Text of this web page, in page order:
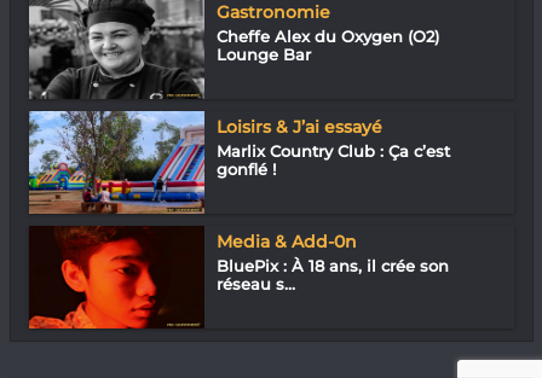
Gastronomie
Cheffe Alex du Oxygen (O2)
Lounge Bar
Loisirs & J’ai essayé
Marlix Country Club : Ça c’est
gonflé !
Media & Add-0n
BluePix : À 18 ans, il crée son
réseau s...